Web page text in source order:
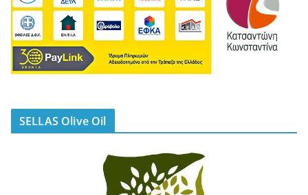
SELLAS Olive Oil